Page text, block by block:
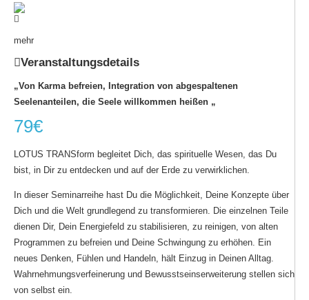
mehr
Veranstaltungsdetails
„Von Karma befreien, Integration von abgespaltenen
Seelenanteilen, die Seele willkommen heißen „
79€
LOTUS TRANSform begleitet Dich, das spirituelle Wesen, das Du
bist, in Dir zu entdecken und auf der Erde zu verwirklichen.
In dieser Seminarreihe hast Du die Möglichkeit, Deine Konzepte über
Dich und die Welt grundlegend zu transformieren. Die einzelnen Teile
dienen Dir, Dein Energiefeld zu stabilisieren, zu reinigen, von alten
Programmen zu befreien und Deine Schwingung zu erhöhen. Ein
neues Denken, Fühlen und Handeln, hält Einzug in Deinen Alltag.
Wahrnehmungsverfeinerung und Bewusstseinserweiterung stellen sich
von selbst ein.